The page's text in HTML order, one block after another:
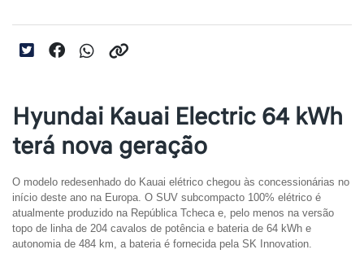
Hyundai Kauai Electric 64 kWh
terá nova geração
O modelo redesenhado do Kauai elétrico chegou às concessionárias no
início deste ano na Europa. O SUV subcompacto 100% elétrico é
atualmente produzido na República Tcheca e, pelo menos na versão
topo de linha de 204 cavalos de potência e bateria de 64 kWh e
autonomia de 484 km, a bateria é fornecida pela SK Innovation.